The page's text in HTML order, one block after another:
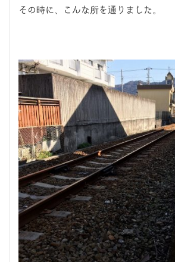
その時に、こんな所を通りました。